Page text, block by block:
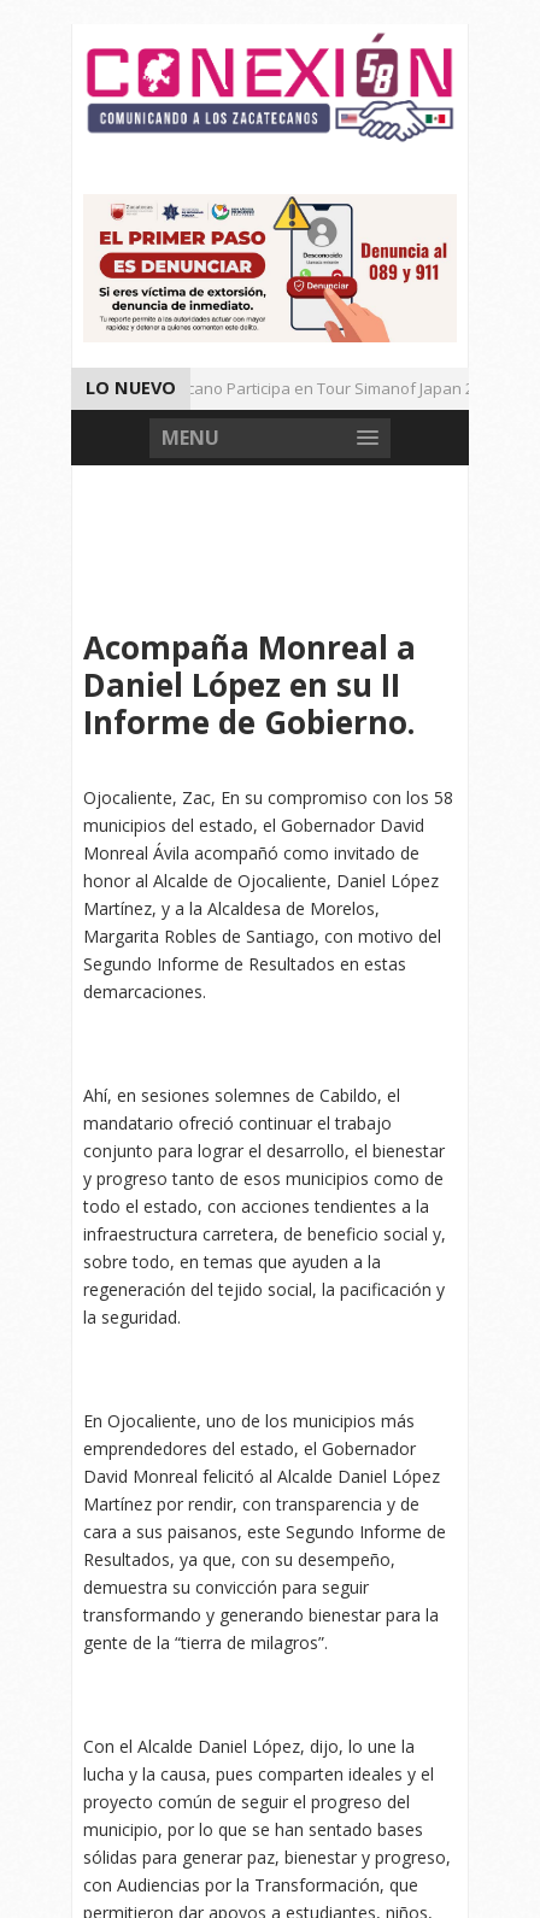
LO NUEVO
Universitario Zacatecano Participa en Tour Simanof Japan 2026
Implementa SAMA Estrategia de Reciclaje con Empresa PetStar
MENU
Acompaña Monreal a
Daniel López en su II
Informe de Gobierno.
Ojocaliente, Zac, En su compromiso con los 58
municipios del estado, el Gobernador David
Monreal Ávila acompañó como invitado de
honor al Alcalde de Ojocaliente, Daniel López
Martínez, y a la Alcaldesa de Morelos,
Margarita Robles de Santiago, con motivo del
Segundo Informe de Resultados en estas
demarcaciones.
Ahí, en sesiones solemnes de Cabildo, el
mandatario ofreció continuar el trabajo
conjunto para lograr el desarrollo, el bienestar
y progreso tanto de esos municipios como de
todo el estado, con acciones tendientes a la
infraestructura carretera, de beneficio social y,
sobre todo, en temas que ayuden a la
regeneración del tejido social, la pacificación y
la seguridad.
En Ojocaliente, uno de los municipios más
emprendedores del estado, el Gobernador
David Monreal felicitó al Alcalde Daniel López
Martínez por rendir, con transparencia y de
cara a sus paisanos, este Segundo Informe de
Resultados, ya que, con su desempeño,
demuestra su convicción para seguir
transformando y generando bienestar para la
gente de la “tierra de milagros”.
Con el Alcalde Daniel López, dijo, lo une la
lucha y la causa, pues comparten ideales y el
proyecto común de seguir el progreso del
municipio, por lo que se han sentado bases
sólidas para generar paz, bienestar y progreso,
con Audiencias por la Transformación, que
permitieron dar apoyos a estudiantes, niños,